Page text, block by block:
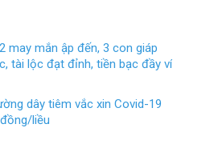
may mắn ập đến, 3 con giáp
tài lộc đạt đỉnh, tiền bạc đầy ví
dây tiêm vắc xin Covid-19
liều